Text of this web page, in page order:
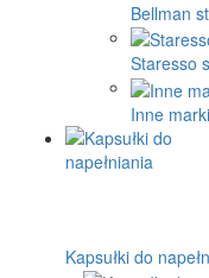
Bellman
Staresso
Inne
Kapsułki do